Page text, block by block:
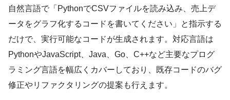
自然言語で「PythonでCSVファイルを読み込み、売上デ
ータをグラフ化するコードを書いてください」と指示する
だけで、実行可能なコードが生成されます。対応言語は
PythonやJavaScript、Java、Go、C++など主要なプログ
ラミング言語を幅広くカバーしており、既存コードのバグ
修正やリファクタリングの提案も行えます。